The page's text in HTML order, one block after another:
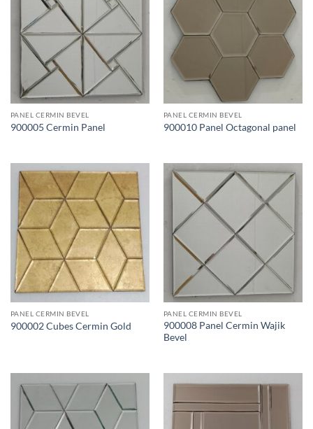
PANEL CERMIN BEVEL
900005 Cermin Panel
PANEL CERMIN BEVEL
900010 Panel Octagonal panel
PANEL CERMIN BEVEL
900002 Cubes Cermin Gold
PANEL CERMIN BEVEL
900008 Panel Cermin Wajik
Bevel